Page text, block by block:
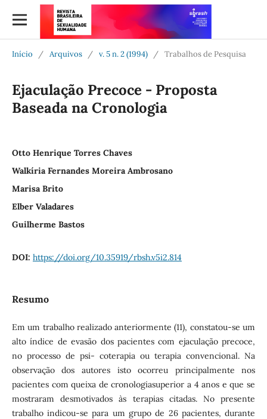
Início / Arquivos / v. 5 n. 2 (1994) / Trabalhos de Pesquisa
Ejaculação Precoce - Proposta
Baseada na Cronologia
Otto Henrique Torres Chaves
Walkíria Fernandes Moreira Ambrosano
Marisa Brito
Elber Valadares
Guilherme Bastos
DOI: https://doi.org/10.35919/rbsh.v5i2.814
Resumo
Em um trabalho realizado anteriormente (11), constatou-se um
alto índice de evasão dos pacientes com ejaculação precoce,
no processo de psi- coterapia ou terapia convencional. Na
observação dos autores isto ocorreu principalmente nos
pacientes com queixa de cronologiasuperior a 4 anos e que se
mostraram desmotivados às terapias citadas. No presente
trabalho indicou-se para um grupo de 26 pacientes, durante